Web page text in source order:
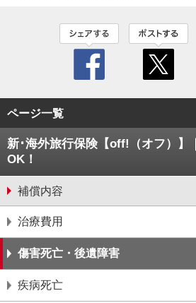
ページ一覧
新･海外旅行保険【off!（オフ）】
OK！
補償内容
治療費用
傷害死亡・後遺障害
疾病死亡